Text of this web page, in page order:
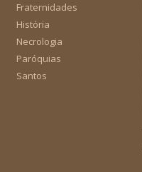
Fraternidades
História
Necrologia
Paróquias
Santos